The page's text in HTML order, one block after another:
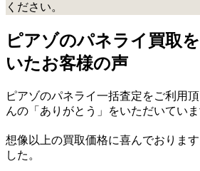
ください。
ピアゾのパネライ買取
いたお客様の声
ピアゾのパネライ一括査定をご利用
んの「ありがとう」をいただいてい
想像以上の買取価格に喜んでおりま
した。